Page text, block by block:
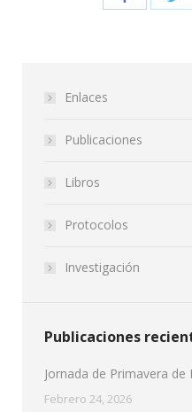
Enlaces
Publicaciones
Libros
Protocolos
Investigación
Publicaciones
Jornada de Primavera
Febrero 24, 2026